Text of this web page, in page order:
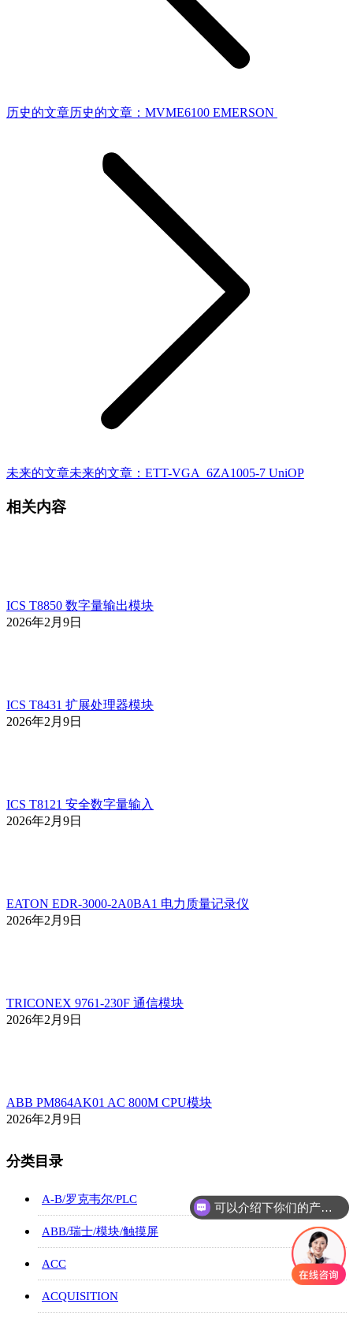
历史的文章历史的文章： MVME6100 EMERSON
未来的文章未来的文章： ETT-VGA 6ZA1005-7 UniOP
相关内容
ICS T8850 数字量输出模块
2026年2月9日
ICS T8431 扩展处理器模块
2026年2月9日
ICS T8121 安全数字量输入
2026年2月9日
EATON EDR-3000-2A0BA1 电力质量记录仪
2026年2月9日
TRICONEX 9761-230F 通信模块
2026年2月9日
ABB PM864AK01 AC 800M CPU模块
2026年2月9日
分类目录
A-B/罗克韦尔/PLC
ABB/瑞士/模块/触摸屏
ACC
ACQUISITION
你们是怎么收费的呢